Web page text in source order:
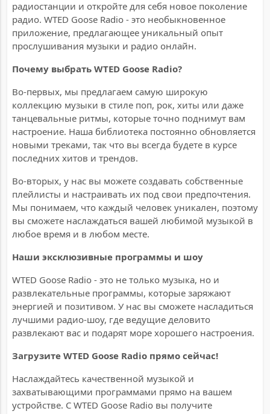
радиостанции и откройте для себя новое поколение
радио. WTED Goose Radio - это необыкновенное
приложение, предлагающее уникальный опыт
прослушивания музыки и радио онлайн.
Почему выбрать WTED Goose Radio?
Во-первых, мы предлагаем самую широкую
коллекцию музыки в стиле поп, рок, хиты или даже
танцевальные ритмы, которые точно поднимут вам
настроение. Наша библиотека постоянно обновляется
новыми треками, так что вы всегда будете в курсе
последних хитов и трендов.
Во-вторых, у нас вы можете создавать собственные
плейлисты и настраивать их под свои предпочтения.
Мы понимаем, что каждый человек уникален, поэтому
вы сможете наслаждаться вашей любимой музыкой в
любое время и в любом месте.
Наши эксклюзивные программы и шоу
WTED Goose Radio - это не только музыка, но и
развлекательные программы, которые заряжают
энергией и позитивом. У нас вы сможете насладиться
лучшими радио-шоу, где ведущие деловито
развлекают вас и подарят море хорошего настроения.
Загрузите WTED Goose Radio прямо сейчас!
Наслаждайтесь качественной музыкой и
захватывающими программами прямо на вашем
устройстве. С WTED Goose Radio вы получите